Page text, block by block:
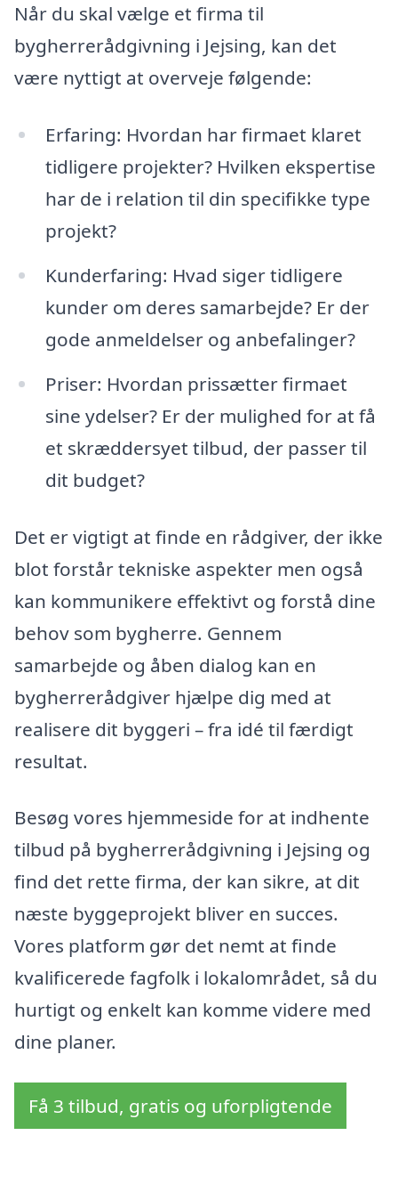
Når du skal vælge et firma til
bygherrerådgivning i Jejsing, kan det
være nyttigt at overveje følgende:
Erfaring: Hvordan har firmaet klaret
tidligere projekter? Hvilken ekspertise
har de i relation til din specifikke type
projekt?
Kunderfaring: Hvad siger tidligere
kunder om deres samarbejde? Er der
gode anmeldelser og anbefalinger?
Priser: Hvordan prissætter firmaet
sine ydelser? Er der mulighed for at få
et skræddersyet tilbud, der passer til
dit budget?
Det er vigtigt at finde en rådgiver, der ikke
blot forstår tekniske aspekter men også
kan kommunikere effektivt og forstå dine
behov som bygherre. Gennem
samarbejde og åben dialog kan en
bygherrerådgiver hjælpe dig med at
realisere dit byggeri – fra idé til færdigt
resultat.
Besøg vores hjemmeside for at indhente
tilbud på bygherrerådgivning i Jejsing og
find det rette firma, der kan sikre, at dit
næste byggeprojekt bliver en succes.
Vores platform gør det nemt at finde
kvalificerede fagfolk i lokalområdet, så du
hurtigt og enkelt kan komme videre med
dine planer.
Få 3 tilbud, gratis og uforpligtende